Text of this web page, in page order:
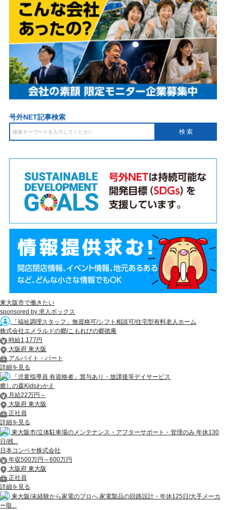
号外NET記事検索
東大阪市で働きたい
sponsored by 求人ボックス
「福祉調理スタッフ」無資格可/シフト相談可/住宅型有料老人ホーム
株式会社エメラルドの郷/こもれびの郷徳庵
時給1,177円
大阪府 東大阪
アルバイト・パート
詳細を見る
「児童指導員 有資格者」賞与あり・放課後等デイサービス
癒しの森Kidsわかえ
月給22万円～
大阪府 東大阪
正社員
詳細を見る
東大阪市/立体駐車場のメンテナンス・アフターサポート・管理のみ 年休130
日/残...
日本コンベヤ株式会社
年収500万円～600万円
大阪府 東大阪
正社員
詳細を見る
東大阪/未経験から家電のプロへ 家電製品の回路設計・年休125日/大手メーカ
ー取...